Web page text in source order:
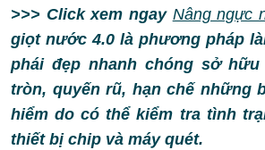
>>> Click xem ngay Nâng ngực
giọt nước 4.0 là phương pháp
phái đẹp nhanh chóng sở
tròn, quyến rũ, hạn chế những
hiểm do có thể kiểm tra tình
thiết bị chip và máy quét.